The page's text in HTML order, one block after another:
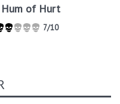
Hum of Hurt
7/10